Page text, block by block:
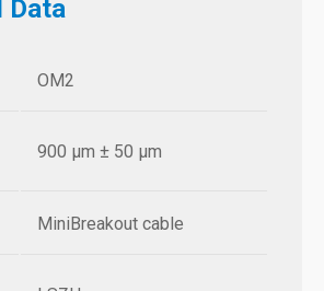
Data
OM2
900 µm ± 50 µm
MiniBreakout cable